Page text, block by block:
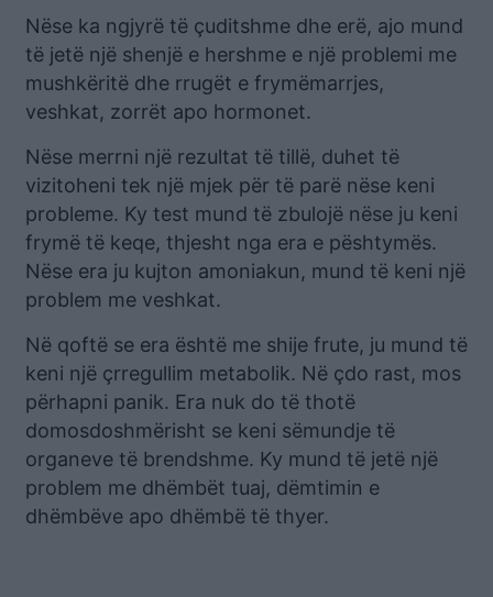
Nëse ka ngjyrë të çuditshme dhe erë, ajo mund
të jetë një shenjë e hershme e një problemi me
mushkëritë dhe rrugët e frymëmarrjes,
veshkat, zorrët apo hormonet.
Nëse merrni një rezultat të tillë, duhet të
vizitoheni tek një mjek për të parë nëse keni
probleme. Ky test mund të zbulojë nëse ju keni
frymë të keqe, thjesht nga era e pështymës.
Nëse era ju kujton amoniakun, mund të keni një
problem me veshkat.
Në qoftë se era është me shije frute, ju mund të
keni një çrregullim metabolik. Në çdo rast, mos
përhapni panik. Era nuk do të thotë
domosdoshmërisht se keni sëmundje të
organeve të brendshme. Ky mund të jetë një
problem me dhëmbët tuaj, dëmtimin e
dhëmbëve apo dhëmbë të thyer.